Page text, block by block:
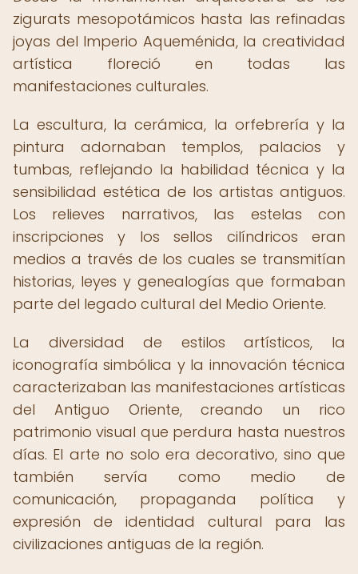
zigurats mesopotámicos hasta las refinadas
joyas del Imperio Aqueménida, la creatividad
artística floreció en todas las
manifestaciones culturales.
La escultura, la cerámica, la orfebrería y la
pintura adornaban templos, palacios y
tumbas, reflejando la habilidad técnica y la
sensibilidad estética de los artistas antiguos.
Los relieves narrativos, las estelas con
inscripciones y los sellos cilíndricos eran
medios a través de los cuales se transmitían
historias, leyes y genealogías que formaban
parte del legado cultural del Medio Oriente.
La diversidad de estilos artísticos, la
iconografía simbólica y la innovación técnica
caracterizaban las manifestaciones artísticas
del Antiguo Oriente, creando un rico
patrimonio visual que perdura hasta nuestros
días. El arte no solo era decorativo, sino que
también servía como medio de
comunicación, propaganda política y
expresión de identidad cultural para las
civilizaciones antiguas de la región.